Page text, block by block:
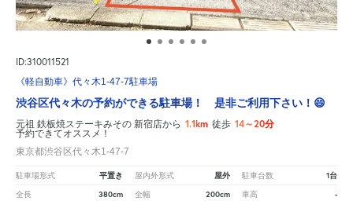
ID:310011521
《軽自動車》代々木1-47-7駐車場
渋谷区代々木の予約ができる駐車場！ 是非ご利用下さい！😄
元祖 鉄板焼ステーキみその 新宿店から 1.1km 徒歩 14～20分
予約できてオススメ！
東京都渋谷区代々木1-47-7
駐車場形式 平置き 屋内外形式 屋外 駐車台数 1台
全長 380cm 全幅 200cm 車高 -